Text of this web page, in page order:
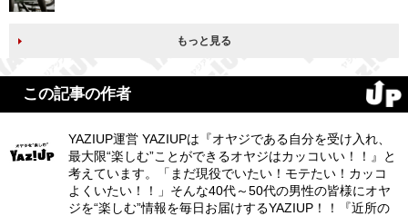
もっと見る
この記事の作者
YAZIUP運営 YAZIUPは『オヤジである自分を受け入れ、
最大限“楽しむ”ことができるオヤジはカッコいい！！』と
考えています。「まだ現役でいたい！モテたい！カッコ
よくいたい！！」そんな40代～50代の男性の皆様にオヤ
ジを“楽しむ”情報を毎日お届けするYAZIUP！！『近所の